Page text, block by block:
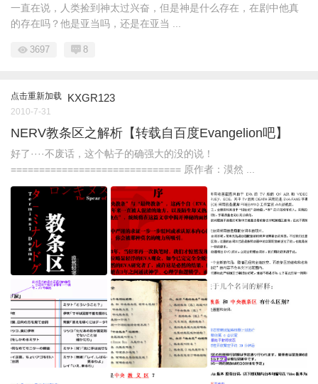
一直在说，人类捡到神太过兴奋，但是神是什么存在，在剧中他真
的存在吗？他是亚当吗，还是在亚当 ...
3697 8
点击重新加载 KXGR123
2010-7-31
NERV教条区之解析【转载自百度Evangelion吧】
好了····不废话，这个帖子的确强大的没的说！
============================== 原作者：漠然 ...